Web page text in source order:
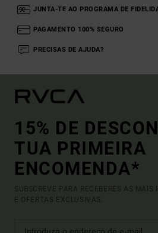
JUNTA-TE AO PROGRAMA DE
PAGAMENTO 100% SEGURO
PRECISAS DE AJUDA?
15% DE
TUA PRIMEIRA
ENCOMENDA*
SUBSCREVE PARA RECEBERES AS MAIS
E OFERTAS EXCLUSIVAS.